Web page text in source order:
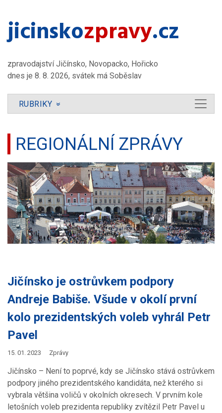
jicinsko​zpravy.cz
zpravodajství Jičínsko, Novopacko, Hořicko
dnes je 8. 8. 2026, svátek má Soběslav
RUBRIKY »
REGIONÁLNÍ ZPRÁVY
Jičínsko je ostrůvkem podpory
Andreje Babiše. Všude v okolí první
kolo prezidentských voleb vyhrál Petr
Pavel
15. 01. 2023 Zprávy
Jičínsko – Není to poprvé, kdy se Jičínsko stává ostrůvkem
podpory jiného prezidentského kandidáta, než kterého si
vybrala většina voličů v okolních okresech. V prvním kole
letošních voleb prezidenta republiky zvítězil Petr Pavel u